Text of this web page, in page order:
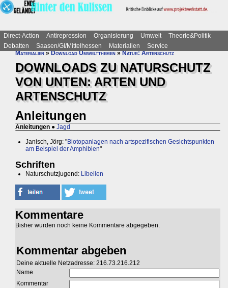
Direct-Action Antirepression Organisierung Umwelt
Theorie&Politik
Debatten
Saasen/GI/Mittelhessen Materialien
Service
Materialien»Download Umweltthemen»Natur: Artenschutz
DOWNLOADS ZU NATURSCHUTZ
VON UNTEN: ARTEN UND
ARTENSCHUTZ
Anleitungen
Anleitungen ● Jagd
Janisch, Jörg: "Biotopanlagen nach artspezifischen Gesichtspunkten
am Beispiel der Amphibien"
Schriften
Naturschutzjugend: Libellen
Kommentare
Bisher wurden noch keine Kommentare abgegeben.
Kommentar abgeben
Deine aktuelle Netzadresse: 216.73.216.212
Name
Kommentar